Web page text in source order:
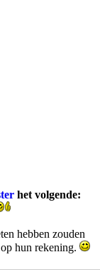
het volgende:
hebben zouden
hun rekening.